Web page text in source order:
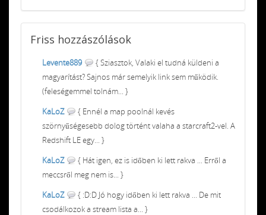
Friss hozzászólások
Levente889
{ Sziasztok, Valaki el tudná küldeni a
magyarítást? Sajnos már semelyik link sem működik.
(feleségemmel tolnám... }
KaLoZ
{ Ennél a map poolnál kevés
szörnyűségesebb dolog történt valaha a starcraft2-vel. A
Redshift LE egy... }
KaLoZ
{ Hát igen, ez is időben ki lett rakva ... Erről a
meccsről meg nem is... }
KaLoZ
{ :D:D Jó hogy időben ki lett rakva ... De mit
csodálkozok a stream lista a... }